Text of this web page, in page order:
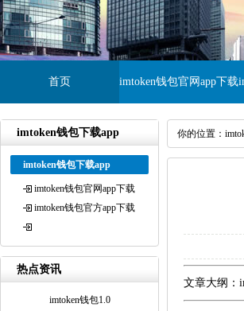
首页 imtoken钱包官网app下载
imtoken钱包下载app
imtoken钱包下载app
imtoken钱包官网app下载
imtoken钱包官方app下载
热点资讯
imtoken钱包1.0
你的位置：
文章大纲：